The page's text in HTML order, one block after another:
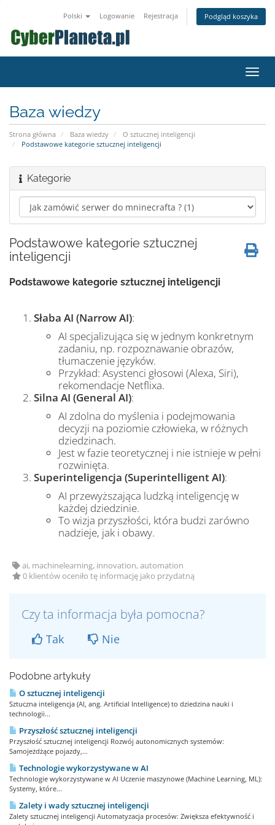
Polski Logowanie Rejestracja Podgląd koszyka
Baza wiedzy
Strona główna Baza wiedzy
O sztucznej inteligencji
Podstawowe kategorie sztucznej inteligencji
Kategorie
Podstawowe kategorie sztucznej
inteligencji
Podstawowe kategorie sztucznej inteligencji
Słaba AI (Narrow AI):
AI specjalizująca się w jednym konkretnym
zadaniu, np. rozpoznawanie obrazów,
tłumaczenie języków.
Przykład: Asystenci głosowi (Alexa, Siri),
rekomendacje Netflixa.
Silna AI (General AI):
AI zdolna do myślenia i podejmowania
decyzji na poziomie człowieka, w różnych
dziedzinach.
Jest w fazie teoretycznej i nie istnieje w pełni
rozwinięta.
Superinteligencja (Superintelligent AI):
AI przewyższająca ludzką inteligencję w
każdej dziedzinie.
To wizja przyszłości, która budzi zarówno
nadzieje, jak i obawy.
ai, machinelearning, innovation, automation
0 klientów oceniło tę informację jako przydatną
Czy ta informacja była pomocna?
Tak Nie
Podobne artykuły
O sztucznej inteligencji
Sztuczna inteligencja (AI, ang. Artificial Intelligence) to dziedzina nauki i
technologii...
Przyszłość sztucznej inteligencji
Przyszłość sztucznej inteligencji Rozwój autonomicznych systemów:
Samojeżdżące pojazdy,...
Technologie wykorzystywane w AI
Technologie wykorzystywane w AI Uczenie maszynowe (Machine Learning, ML):
Systemy, które...
Zalety i wady sztucznej inteligencji
Zalety sztucznej inteligencji Automatyzacja procesów: Zwiększa efektywność i